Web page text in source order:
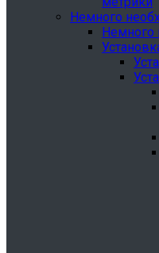
Немного
Немного